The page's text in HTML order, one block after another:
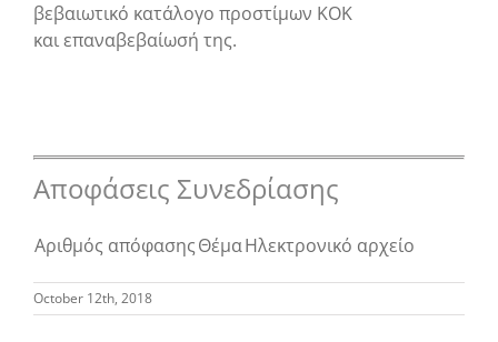
βεβαιωτικό κατάλογο προστίμων ΚΟΚ
και επαναβεβαίωσή της.
Αποφάσεις Συνεδρίασης
Αριθμός απόφασηςΘέμαΗλεκτρονικό αρχείο
October 12th, 2018